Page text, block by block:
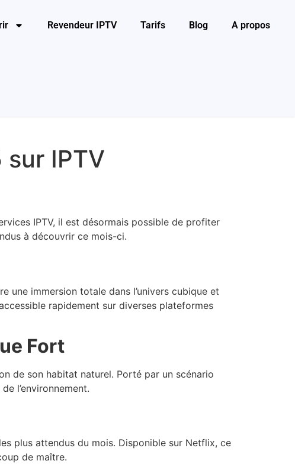
Revendeur IPTV Tarifs Blog A propos
IPTV
IPTV, il est désormais possible de profiter
à découvrir ce mois-ci.
une immersion totale dans l’univers cubique et
rapidement sur diverses plateformes
Fort
de son habitat naturel. Porté par un scénario
l’environnement.
plus attendus du mois. Disponible sur Netflix, ce
de maître.